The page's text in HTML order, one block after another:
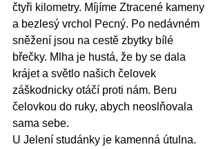
čtyři kilometry. Míjíme Ztracené kameny
a bezlesý vrchol Pecný. Po nedávném
sněžení jsou na cestě zbytky bílé
břečky. Mlha je hustá, že by se dala
krájet a světlo našich čelovek
záškodnicky otáčí proti nám. Beru
čelovkou do ruky, abych neoslňovala
sama sebe.
U Jelení studánky je kamenná útulna.